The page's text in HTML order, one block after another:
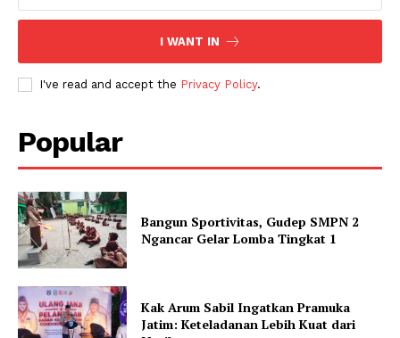
I WANT IN
I've read and accept the Privacy Policy.
Popular
Bangun Sportivitas, Gudep SMPN 2
Ngancar Gelar Lomba Tingkat 1
Kak Arum Sabil Ingatkan Pramuka
Jatim: Keteladanan Lebih Kuat dari